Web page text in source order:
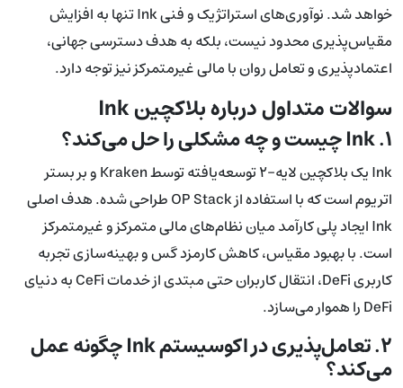
خواهد شد. نوآوری‌های استراتژیک و فنی Ink تنها به افزایش
مقیاس‌پذیری محدود نیست، بلکه به هدف دسترسی جهانی،
اعتمادپذیری و تعامل روان با مالی غیرمتمرکز نیز توجه دارد.
سوالات متداول درباره بلاکچین Ink
۱. Ink چیست و چه مشکلی را حل می‌کند؟
Ink یک بلاکچین لایه-۲ توسعه‌یافته توسط Kraken و بر بستر
اتریوم است که با استفاده از OP Stack طراحی شده. هدف اصلی
Ink ایجاد پلی کارآمد میان نظام‌های مالی متمرکز و غیرمتمرکز
است. با بهبود مقیاس، کاهش کارمزد گس و بهینه‌سازی تجربه
کاربری DeFi، انتقال کاربران حتی مبتدی از خدمات CeFi به دنیای
DeFi را هموار می‌سازد.
۲. تعامل‌پذیری در اکوسیستم Ink چگونه عمل
می‌کند؟